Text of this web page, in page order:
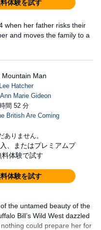
体験を試す
when her father risks their
and moves the family to a
Mountain Man
Hatcher
Ann Marie Gideon
間 52 分
British Are Coming
ありません。
、またはプレミアムプ
体験で試す
体験を試す
the untamed beauty of the
Bill’s Wild West dazzled
could prepare her for